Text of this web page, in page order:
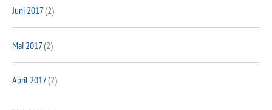
Juni 2017(2)
Mai 2017(2)
April 2017(2)